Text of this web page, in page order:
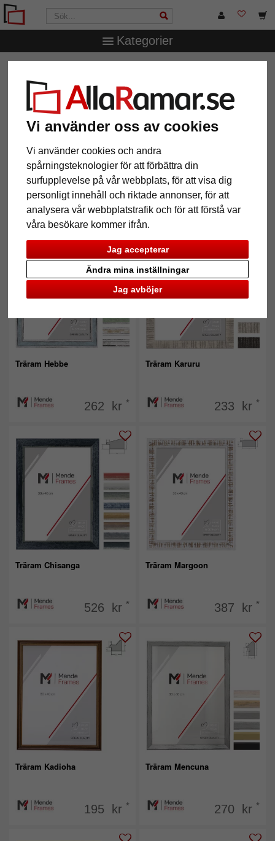
Vi använder oss av cookies
Vi använder cookies och andra
spårningsteknologier för att förbättra din
surfupplevelse på vår webbplats, för att visa dig
personligt innehåll och riktade annonser, för att
analysera vår webbplatstrafik och för att förstå var
våra besökare kommer ifrån.
Jag accepterar
Jag avböjer
Ändra mina inställningar
Kategorier
Återställ alla filter
Format: 10x30
12 Artiklar Populärast
Träram Hebbe
262 kr *
Träram Karuru
233 kr *
Träram Chisanga
526 kr *
Träram Margoon
387 kr *
Träram Kadioha
195 kr *
Träram Mencuna
270 kr *